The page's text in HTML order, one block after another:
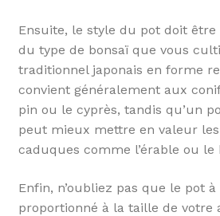
Ensuite, le style du pot doit
du type de bonsaï que vous
traditionnel japonais en forme
convient généralement aux
pin ou le cyprès, tandis qu’un
peut mieux mettre en valeur
caduques comme l’érable ou le
Enfin, n’oubliez pas que le pot
proportionné à la taille de votre